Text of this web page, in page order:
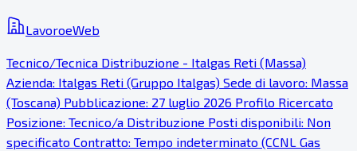
LavoroeWeb
Tecnico/Tecnica Distribuzione - Italgas Reti (Massa)
Azienda: Italgas Reti (Gruppo Italgas) Sede di lavoro: Massa
(Toscana) Pubblicazione: 27 luglio 2026 Profilo Ricercato
Posizione: Tecnico/a Distribuzione Posti disponibili: Non
specificato Contratto: Tempo indeterminato (CCNL Gas